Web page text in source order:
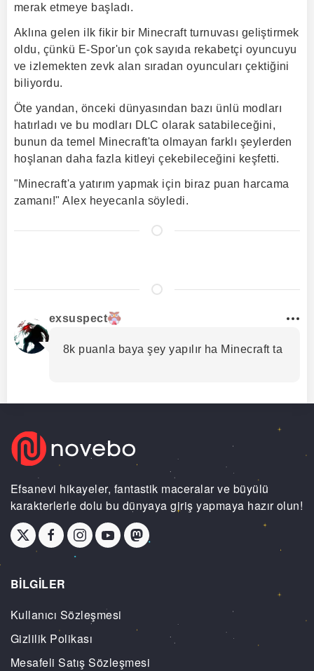
merak etmeye başladı.
Aklına gelen ilk fikir bir Minecraft turnuvası geliştirmek
oldu, çünkü E-Spor'un çok sayıda rekabetçi oyuncuyu
ve izlemekten zevk alan sıradan oyuncuları çektiğini
biliyordu.
Öte yandan, önceki dünyasından bazı ünlü modları
hatırladı ve bu modları DLC olarak satabileceğini,
bunun da temel Minecraft'ta olmayan farklı şeylerden
hoşlanan daha fazla kitleyi çekebileceğini keşfetti.
"Minecraft'a yatırım yapmak için biraz puan harcama
zamanı!" Alex heyecanla söyledi.
exsuspect
8k puanla baya şey yapılır ha Minecraft ta
Efsanevi hikayeler, fantastik maceralar ve büyülü
karakterlerle dolu bu dünyaya giriş yapmaya hazır olun!
BİLGİLER
Kullanıcı Sözleşmesi
Gizlilik Polikası
Mesafeli Satış Sözleşmesi